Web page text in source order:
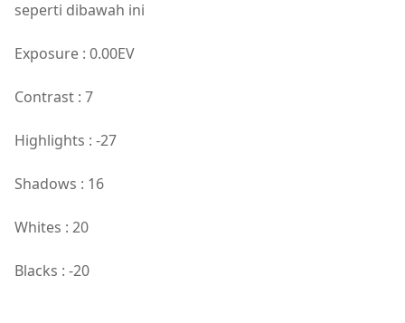
seperti dibawah ini
Exposure : 0.00EV
Contrast : 7
Highlights : -27
Shadows : 16
Whites : 20
Blacks : -20